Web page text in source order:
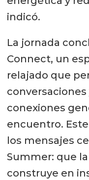
indicó.
La jornada
Connect, un
relajado que
conexiones
encuentro.
los mensajes
Summer: que
construye en